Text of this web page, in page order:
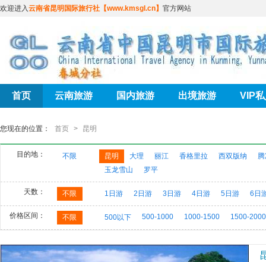
欢迎进入云南省昆明国际旅行社【www.kmsgl.cn】 官方网站
首页 云南旅游 国内旅游 出境旅游 VIP
您现在的位置： 首页 > 昆明
目的地： 不限 昆明 大理 丽江 香格里拉 西双版纳
玉龙雪山
罗平
天数： 不限 1日游 2日游 3日游 4日游 5日游 6日
价格区间： 不限 500以下 500-1000 1000-1500 1500-2000